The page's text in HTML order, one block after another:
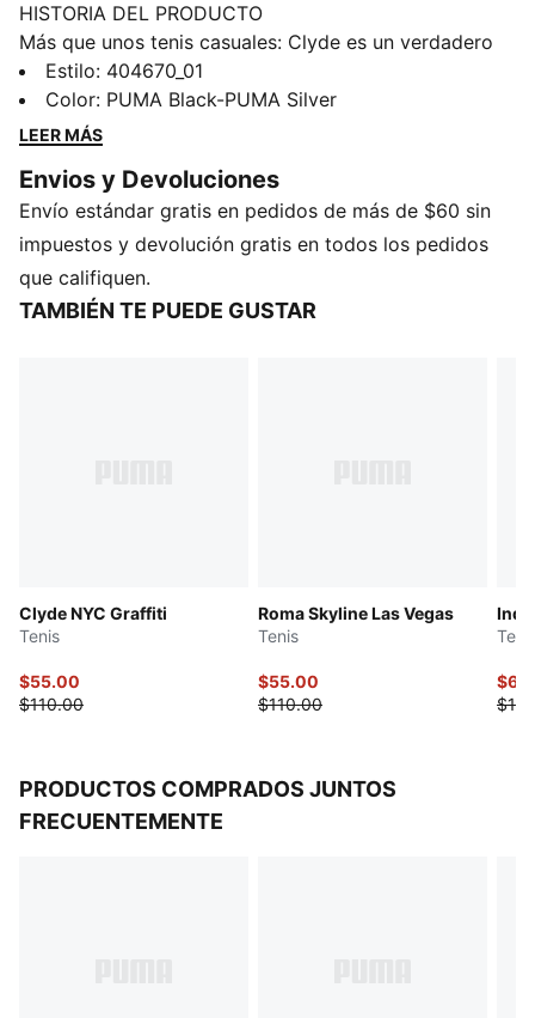
HISTORIA DEL PRODUCTO
Más que unos tenis casuales: Clyde es un verdadero
ícono de los archivos PUMA. Al igual que su
homónimo, Walt "Clyde" Frazier, representa el estilo, la
cultura y la tradición del baloncesto. Esta versión
en comodidad y diseño para crear un clásico de uso
diario.
DETALLES
Ancho: regular
Tipo de puntera: redondeada
Estilo: 404670_01
Color: PUMA Black-PUMA Silver
LEER MÁS
Envios y Devoluciones
Envío estándar gratis en pedidos de más de $60 sin
impuestos y devolución gratis en todos los pedidos
que califiquen.
TAMBIÉN TE PUEDE GUSTAR
Clyde NYC Graffiti
Tenis
$55.00
$110.00
Roma Skyline Las Vegas
Tenis
$55.00
$110.00
PRODUCTOS COMPRADOS JUNTOS
FRECUENTEMENTE